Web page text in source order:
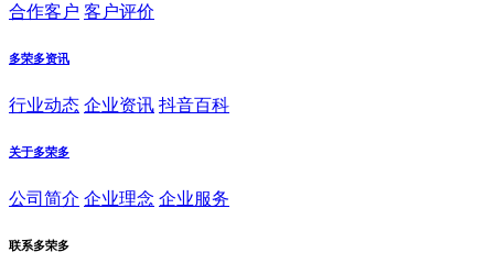
合作客户 客户评价
多荣多资讯
行业动态 企业资讯 抖音百科
关于多荣多
公司简介 企业理念 企业服务
联系多荣多